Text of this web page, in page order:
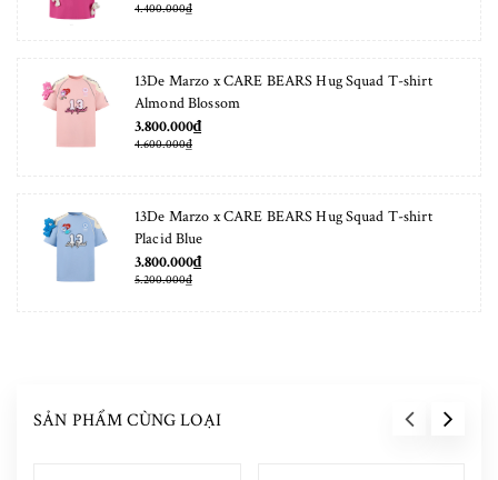
4.400.000₫
13De Marzo x CARE BEARS Hug Squad T-shirt
Almond Blossom
3.800.000₫
4.600.000₫
13De Marzo x CARE BEARS Hug Squad T-shirt
Placid Blue
3.800.000₫
5.200.000₫
SẢN PHẨM CÙNG LOẠI